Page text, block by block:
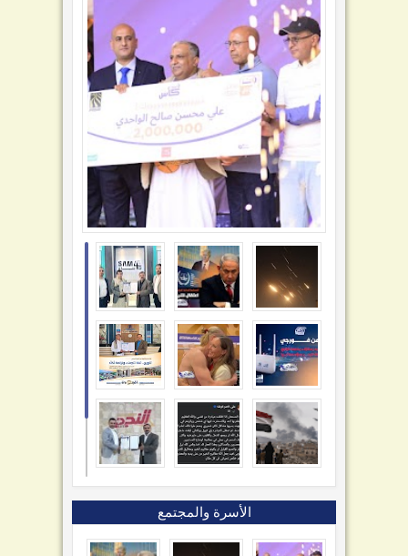
الأسرة والمجتمع